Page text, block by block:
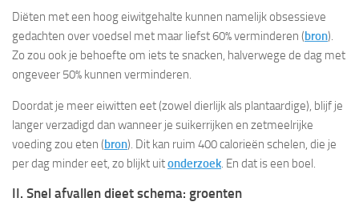
Diëten met een hoog eiwitgehalte kunnen namelijk obsessieve
gedachten over voedsel met maar liefst 60% verminderen (bron).
Zo zou ook je behoefte om iets te snacken, halverwege de dag met
ongeveer 50% kunnen verminderen.
Doordat je meer eiwitten eet (zowel dierlijk als plantaardige), blijf je
langer verzadigd dan wanneer je suikerrijken en zetmeelrijke
voeding zou eten (bron). Dit kan ruim 400 calorieën schelen, die je
per dag minder eet, zo blijkt uitonderzoek. En dat is een boel.
II. Snel afvallen dieet schema: groenten